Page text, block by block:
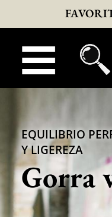
EQUILIBRIO
Y LIGEREZA
Gorra